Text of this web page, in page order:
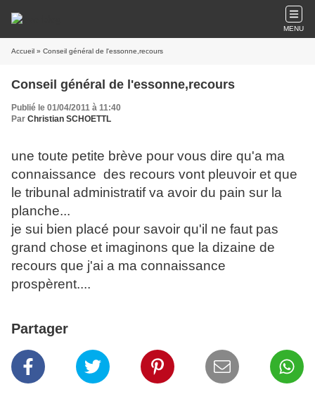
MENU
Accueil » Conseil général de l'essonne,recours
Conseil général de l'essonne,recours
Publié le 01/04/2011 à 11:40
Par Christian SCHOETTL
une toute petite brève pour vous dire qu'a ma
connaissance des recours vont pleuvoir et que
le tribunal administratif va avoir du pain sur la
planche...
je sui bien placé pour savoir qu'il ne faut pas
grand chose et imaginons que la dizaine de
recours que j'ai a ma connaissance
prospèrent....
Partager